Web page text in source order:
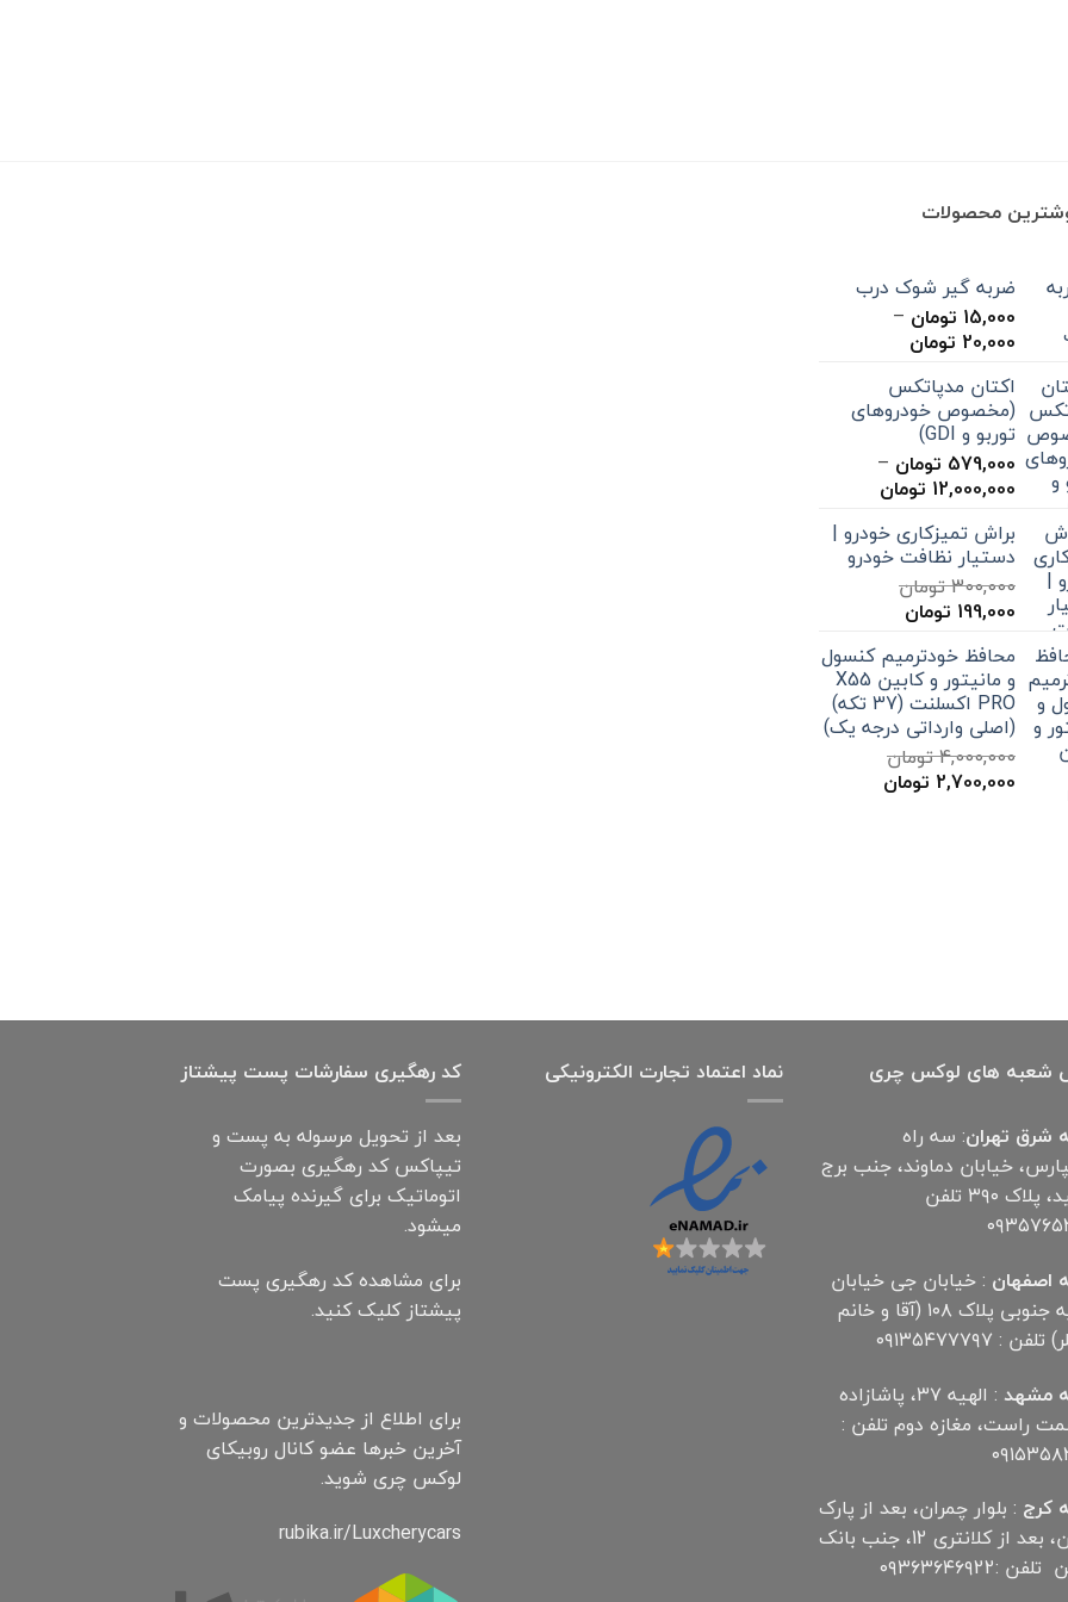
محصولات
ضربه گیر شوک درب
15,000 تومان –
20,000 تومان
تا
اکتان مدپاتکس
(مخصوص خودروهای
توربو و GDI)
579,000 تومان –
12,000,000 تومان
تا
براش تمیزکاری خودرو |
دستیار نظافت خودرو
300,000تومان
قیمت
300,000 تومان
بود.
199,000 تومانقیمت
199,000 تومان
است.
محافظ خودترمیم کنسول
و مانیتور و کابین X55
PRO اکسلنت (37 تکه)
(اصلی وارداتی درجه یک)
4,000,000تومان
قیمت
2,700,000 تومان
شعبه های لوکس چری
شرق تهران: سه راه
خیابان دماوند، جنب برج
آناهید، پلاک ۳۹۰ تلفن
اصفهان : خیابان جی خیابان
مهدیه جنوبی پلاک ۱۰۸ (آقا و خانم
: ۰۹۱۳۵۴۷۷۷۹۷
مشهد
: الهیه ۳۷، پاشازاده
راست، مغازه دوم تلفن :
کرج : بلوار چمران، بعد از پارک
چمران، بعد از کلانتری 12، جنب بانک
:۰۹۳۶۳۶۴۶۹22
نماد اعتماد تجارت الكترونیكی
کد رهگیری سفارشات پست پیشتاز
بعد از تحویل مرسوله به پست و
تیپاکس کد رهگیری بصورت
اتوماتیک برای گیرنده پیامک
میشود.
برای مشاهده کد رهگیری پست
پیشتاز کلیک کنید.
برای اطلاع از جدیدترین محصولات و
آخرین خبرها عضو کانال روبیکای
لوکس چری شوید.
rubika.ir/Luxcherycars